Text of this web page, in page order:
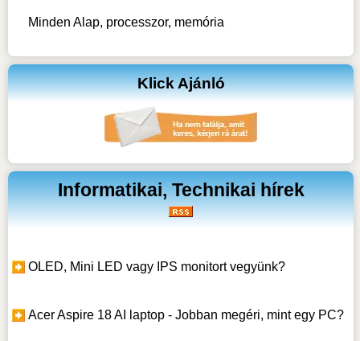
Minden Alap, processzor, memória
Klick Ajánló
Informatikai, Technikai hírek
OLED, Mini LED vagy IPS monitort vegyünk?
Acer Aspire 18 AI laptop - Jobban megéri, mint egy PC?